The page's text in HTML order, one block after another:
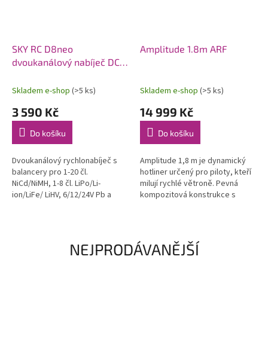
SKY RC D8neo
dvoukanálový nabíječ DC
Skladem e-shop (>5 ks)
3 590 Kč
Do košíku
Dvoukanálový rychlonabíječ s
balancery pro 1-20 čl.
NiCd/NiMH, 1-8 čl. LiPo/Li-
ion/LiFe/ LiHV, 6/12/24V Pb a
Amplitude 1.8m ARF
Skladem e-shop (>5 ks)
14 999 Kč
Do košíku
Amplitude 1,8 m je dynamický
hotliner určený pro piloty, kteří
milují rychlé větroně. Pevná
kompozitová konstrukce s
NEJPRODÁVANĚJŠÍ